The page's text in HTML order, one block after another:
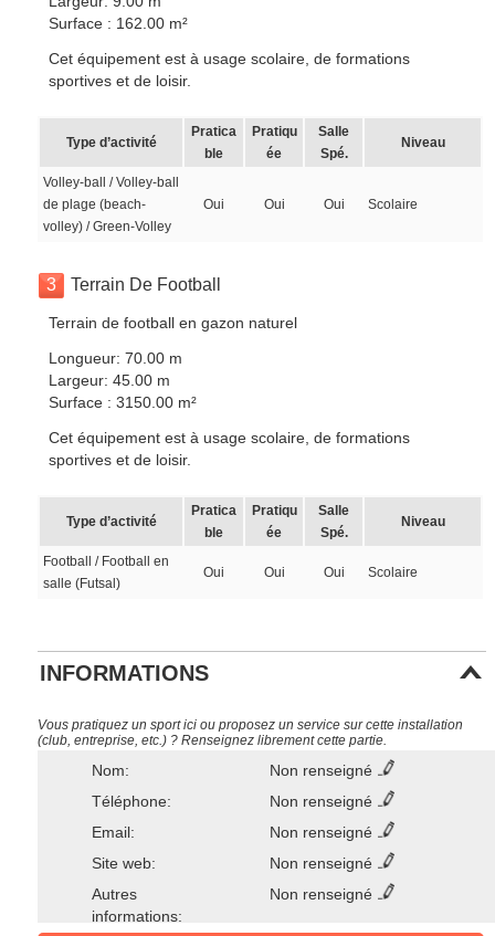
Surface : 162.00 m²
Cet équipement est à usage scolaire, de formations
sportives et de loisir.
Type d’activité
Pratica
ble
Pratiqu
ée
Salle
Spé.
Niveau
Volley-ball / Volley-ball
de plage (beach-
volley) / Green-Volley
Oui Oui Oui Scolaire
3 Terrain De Football
Terrain de football en gazon naturel
Longueur: 70.00 m
Largeur: 45.00 m
Surface : 3150.00 m²
Cet équipement est à usage scolaire, de formations
sportives et de loisir.
Type d’activité
Pratica
ble
Pratiqu
ée
Salle
Spé.
Niveau
Football / Football en
salle (Futsal)
Oui Oui Oui Scolaire
INFORMATIONS
Vous pratiquez un sport ici ou proposez un service sur cette installation
(club, entreprise, etc.) ? Renseignez librement cette partie.
Nom:
Non renseigné
Téléphone:
Non renseigné
Email:
Non renseigné
Site web:
Non renseigné
Autres
informations:
Non renseigné